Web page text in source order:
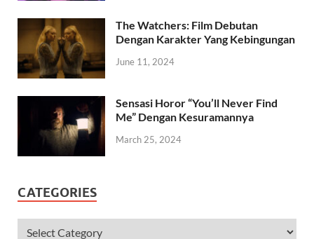
The Watchers: Film Debutan
Dengan Karakter Yang Kebingungan
June 11, 2024
Sensasi Horor “You’ll Never Find
Me” Dengan Kesuramannya
March 25, 2024
CATEGORIES